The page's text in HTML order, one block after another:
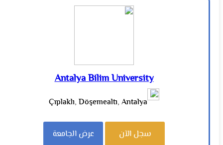
Antalya Bilim University
Çıplaklı, Döşemealtı, Antalya
سجل الآن عرض الجامعة